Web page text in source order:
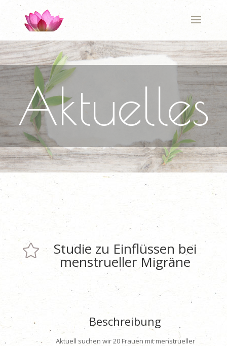
Aktuelles
 Studie zu Einflüssen bei
menstrueller Migräne
Beschreibung
Aktuell suchen wir 20 Frauen mit menstrueller